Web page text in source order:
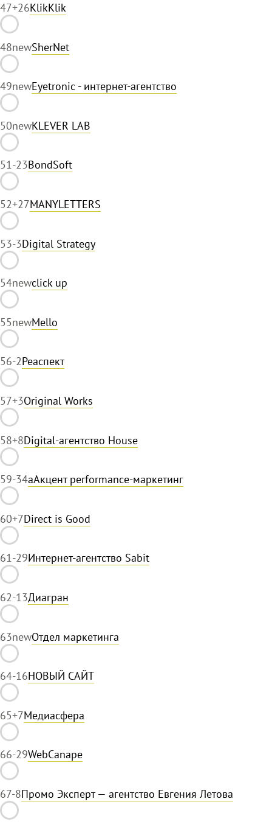
47+26KlikKlik
48newSherNet
49newEyetronic - интернет-агентство
50newKLEVER LAB
51-23BondSoft
52+27MANYLETTERS
53-3Digital Strategy
54newclick up
55newMello
56-2Реаспект
57+3Original Works
58+8Digital-агентство House
59-34аАкцент performance-маркетинг
60+7Direct is Good
61-29Интернет-агентство Sabit
62-13Диагран
63newОтдел маркетинга
64-16НОВЫЙ САЙТ
65+7Медиасфера
66-29WebCanape
67-8Промо Эксперт — агентство Евгения Летова